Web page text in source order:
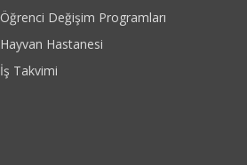
Öğrenci Değişim Programları
Hayvan Hastanesi
İş Takvimi